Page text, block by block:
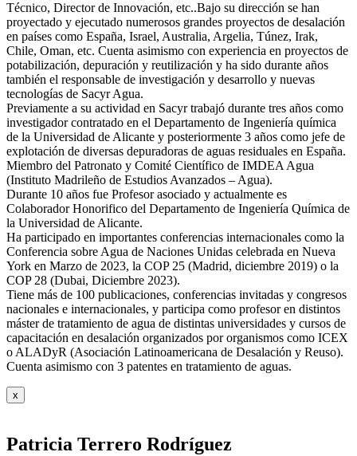
Técnico, Director de Innovación, etc..Bajo su dirección se han
proyectado y ejecutado numerosos grandes proyectos de desalación
en países como España, Israel, Australia, Argelia, Túnez, Irak,
Chile, Oman, etc. Cuenta asimismo con experiencia en proyectos de
potabilización, depuración y reutilización y ha sido durante años
también el responsable de investigación y desarrollo y nuevas
tecnologías de Sacyr Agua.
Previamente a su actividad en Sacyr trabajó durante tres años como
investigador contratado en el Departamento de Ingeniería química
de la Universidad de Alicante y posteriormente 3 años como jefe de
explotación de diversas depuradoras de aguas residuales en España.
Miembro del Patronato y Comité Científico de IMDEA Agua
(Instituto Madrileño de Estudios Avanzados – Agua).
Durante 10 años fue Profesor asociado y actualmente es
Colaborador Honorifico del Departamento de Ingeniería Química de
la Universidad de Alicante.
Ha participado en importantes conferencias internacionales como la
Conferencia sobre Agua de Naciones Unidas celebrada en Nueva
York en Marzo de 2023, la COP 25 (Madrid, diciembre 2019) o la
COP 28 (Dubai, Diciembre 2023).
Tiene más de 100 publicaciones, conferencias invitadas y congresos
nacionales e internacionales, y participa como profesor en distintos
máster de tratamiento de agua de distintas universidades y cursos de
capacitación en desalación organizados por organismos como ICEX
o ALADyR (Asociación Latinoamericana de Desalación y Reuso).
Cuenta asimismo con 3 patentes en tratamiento de aguas.
x
Patricia Terrero Rodríguez